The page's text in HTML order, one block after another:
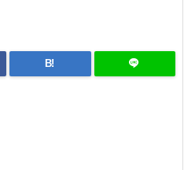
B!